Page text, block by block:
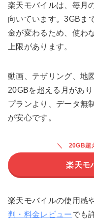
楽天モバイルは、毎月
向いています。3GBま
金が変わるため、使わ
上限があります。
動画、テザリング、地
20GBを超える月があ
プランより、データ無
が安心です。
20GB超
楽天モ
楽天モバイルの使用感
判・料金レビューでも